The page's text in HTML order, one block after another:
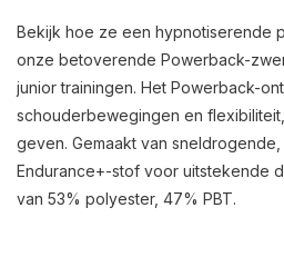
Bekijk hoe ze een hypnotiserende
onze betoverende Powerback-
junior trainingen. Het Powerback-
schouderbewegingen en
geven. Gemaakt van
Endurance+-stof voor uitstekende
van 53% polyester, 47% PBT.